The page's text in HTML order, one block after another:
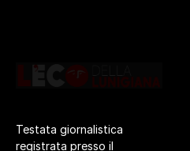
Testata giornalistica
registrata presso il